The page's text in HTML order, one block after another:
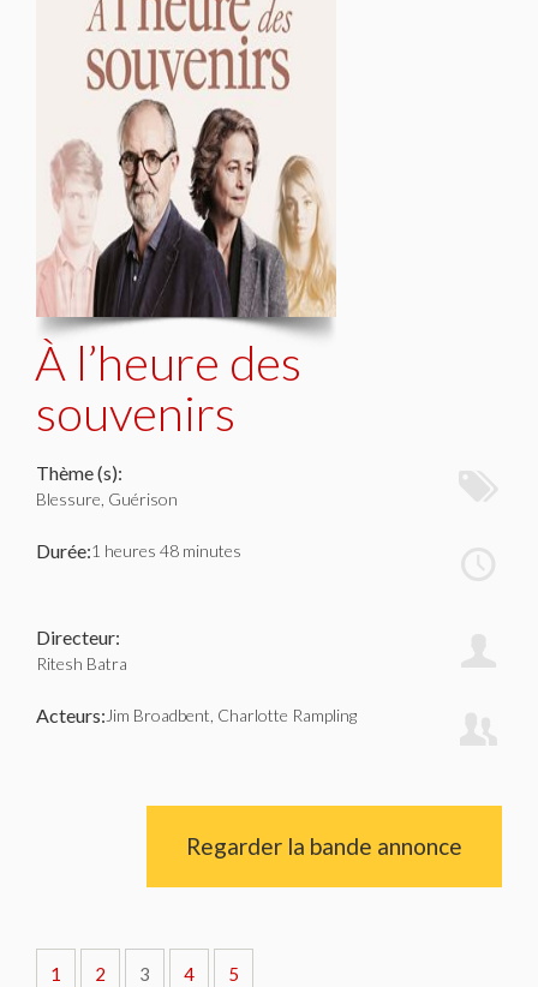
À l’heure des
souvenirs
Thème (s):
Blessure, Guérison
Durée:1 heures 48 minutes
Directeur:
Ritesh Batra
Acteurs: Jim Broadbent, Charlotte Rampling
Regarder la bande annonce
1 2 3 4 5